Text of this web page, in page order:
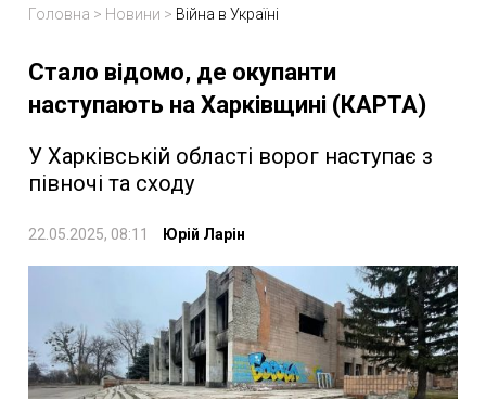
Головна > Новини > Війна в Україні
Стало відомо, де окупанти
наступають на Харківщині (КАРТА)
У Харківській області ворог наступає з
півночі та сходу
22.05.2025, 08:11 Юрій Ларін